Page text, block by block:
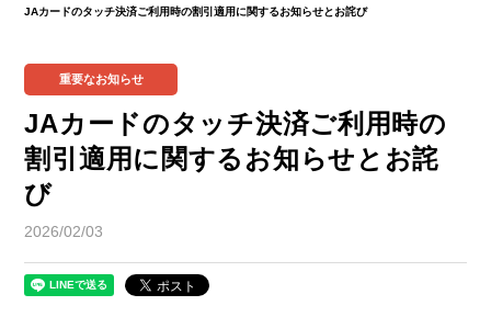
JAカードのタッチ決済ご利用時の割引適用に関するお知らせとお詫び
重要なお知らせ
JAカードのタッチ決済ご利用時の
割引適用に関するお知らせとお詫
び
2026/02/03